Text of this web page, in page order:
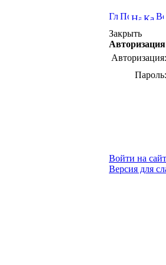
Закрыть
Авторизация
Авторизация:
Пароль:
Войти на сайт
Версия для